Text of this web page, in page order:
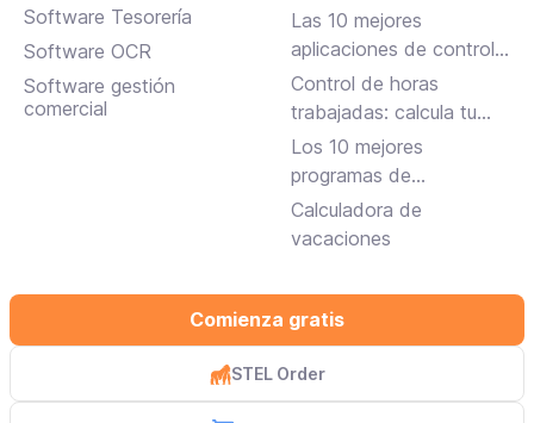
Software Tesorería
Software OCR
Software gestión
comercial
requisitos y cómo
solicitarla
Las 10 mejores
aplicaciones de control
horario para fichar en el
trabajo
Control de horas
trabajadas: calcula tu
jornada laboral
Los 10 mejores
programas de
facturación gratuitos y
de pago
Calculadora de
vacaciones
Comienza gratis
STEL Order